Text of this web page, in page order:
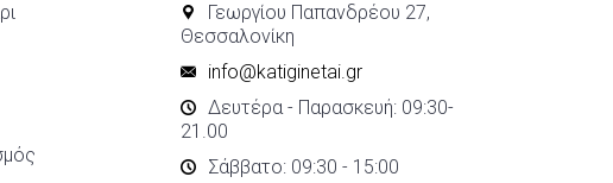
Γεωργίου Παπανδρέου 27,
Θεσσαλονίκη
info@katiginetai.gr
Δευτέρα - Παρασκευή: 09:30-
21.00
Σάββατο: 09:30 - 15:00